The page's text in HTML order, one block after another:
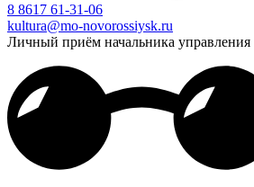
8 8617 61-31-06
kultura@mo-novorossiysk.ru
Личный приём начальника управления